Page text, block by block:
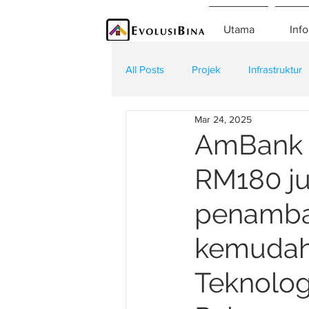
Utama
All Posts Projek Infrastruktur
Teknologi Kontraktor
RM180
Mar 24, 2025